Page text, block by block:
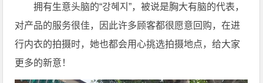
拥有生意头脑的“강혜지”，被说是胸大有脑的代表，
对产品的服务很佳，因此许多顾客都很愿意回购，在进
行内衣的拍摄时，她也都会用心挑选拍摄地点，给大家
更多的新意！